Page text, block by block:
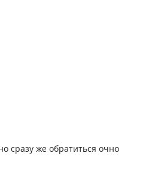
сразу же обратиться очно